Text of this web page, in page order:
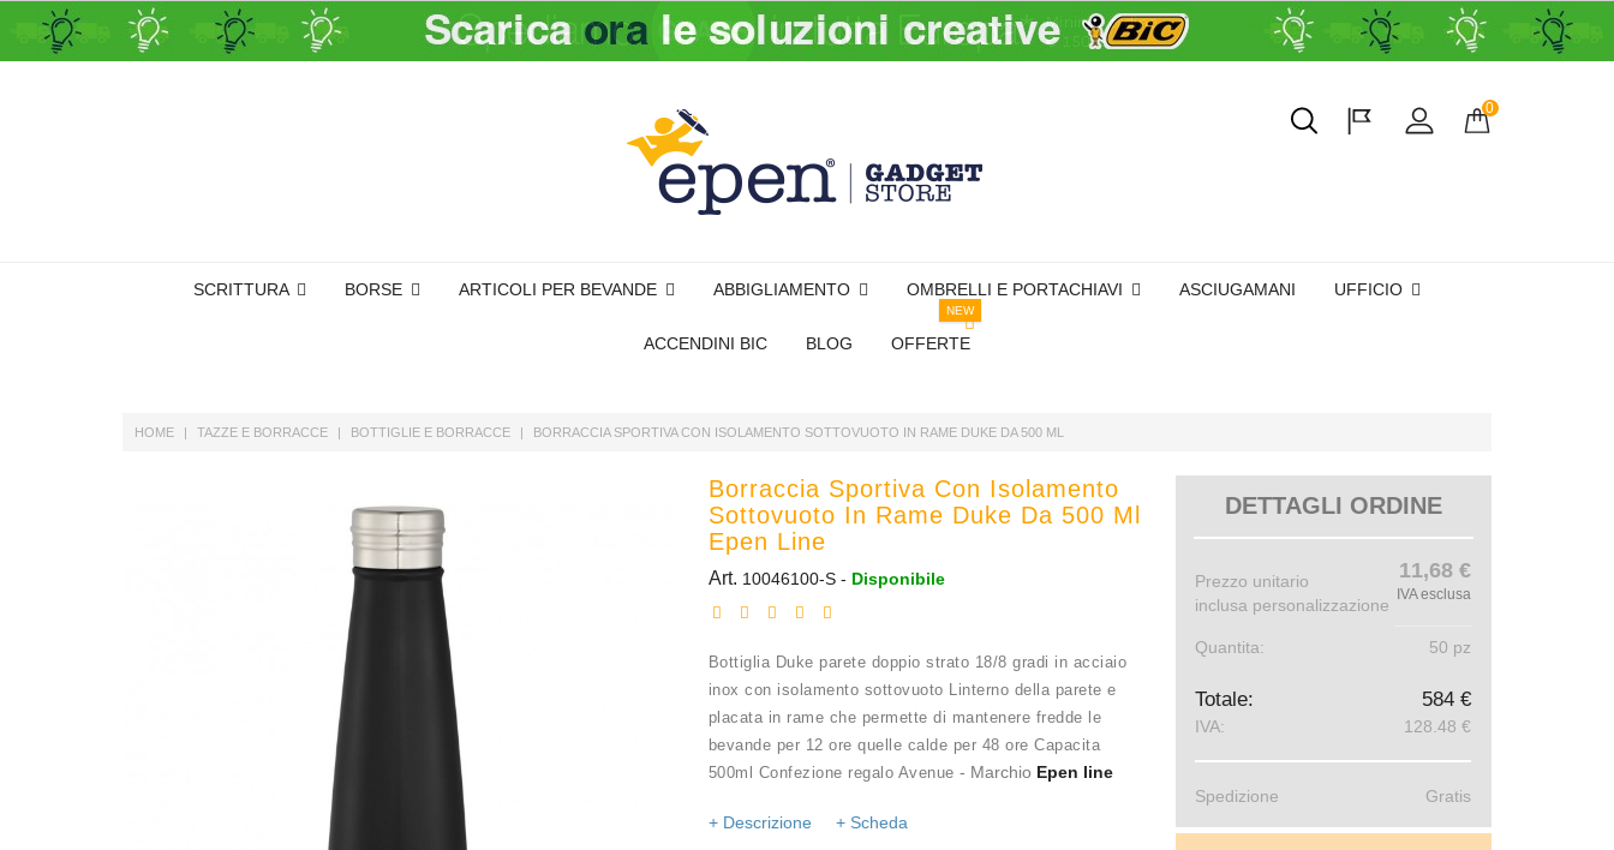
0
SCRITTURA BORSE ARTICOLI PER BEVANDE ABBIGLIAMENTO OMBRELLI E PORTACHIAVI ASCIUGAMANI UFFICIO
ACCENDINI BIC BLOG OFFERTE
NEW
HOME TAZZE E BORRACCE BOTTIGLIE E BORRACCE BORRACCIA SPORTIVA CON ISOLAMENTO SOTTOVUOTO IN RAME DUKE DA 500 ML
Borraccia Sportiva Con Isolamento
Sottovuoto In Rame Duke Da 500 Ml
Epen Line
Art. 10046100-S - Disponibile
Bottiglia Duke parete doppio strato 18/8 gradi in acciaio
inox con isolamento sottovuoto Linterno della parete e
placata in rame che permette di mantenere fredde le
bevande per 12 ore quelle calde per 48 ore Capacita
500ml Confezione regalo Avenue - Marchio Epen line
+ Descrizione + Scheda
DETTAGLI ORDINE
Prezzo unitario
inclusa personalizzazione
11,68 €
IVA esclusa
Quantita: 50 pz
Totale: 584 €
IVA: 128.48 €
Spedizione Gratis